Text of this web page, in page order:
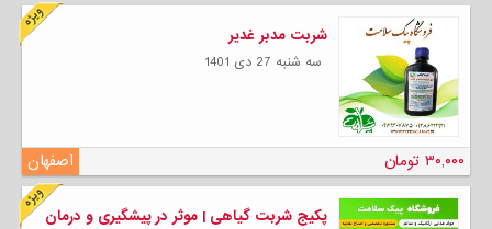
شربت مدبر غدیر
سه شنبه 27 دی 1401
اصفهان ۳۰,۰۰۰ تومان
پکیج شربت گیاهی | موثر در پیشگیری و درمان